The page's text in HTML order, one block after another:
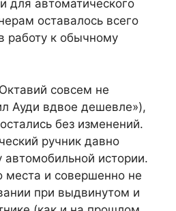
для автоматического
оставалось всего
работу к обычному
совсем не
Ауди вдвое дешевле»),
без изменений.
ручник давно
автомобильной истории.
места и совершенно не
при выдвинутом и